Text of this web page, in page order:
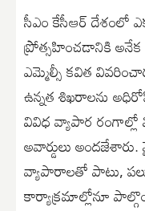
సీఎం కేసీఆర్ దేశంలో
ప్రోత్సహించడానికి అనేక
ఎమ్మెల్సీ కవిత
ఉన్నత శిఖరాలను
వివిధ వ్యాపార రంగాల్లో
అవార్డులు
వ్యాపారాలతో పాటు,
కార్యాక్రమాల్లోనూ